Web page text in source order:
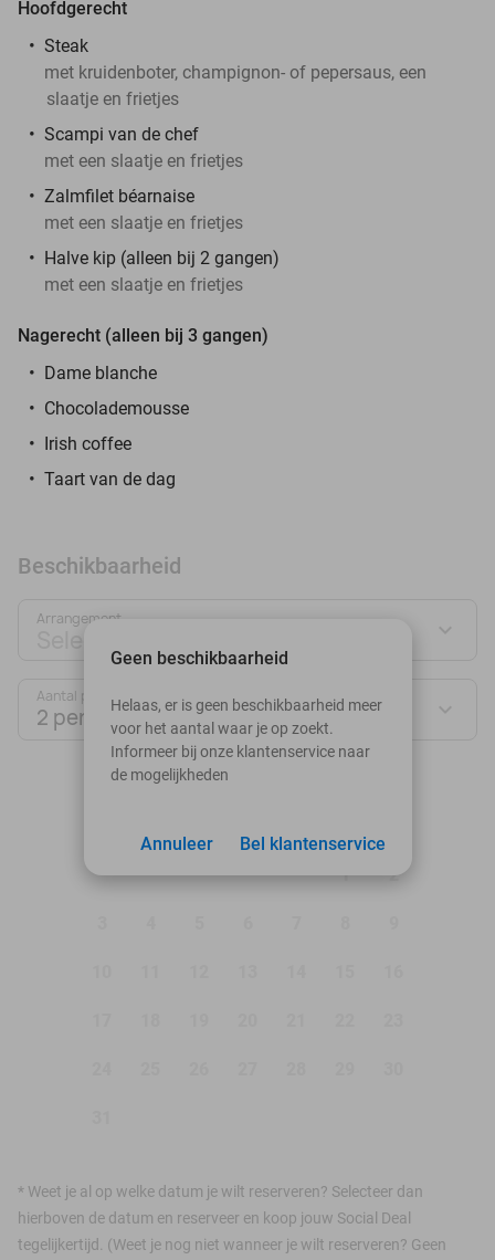
Hoofdgerecht
Steak
met kruidenboter, champignon- of pepersaus, een
slaatje en frietjes
Scampi van de chef
met een slaatje en frietjes
Zalmfilet béarnaise
met een slaatje en frietjes
Halve kip (alleen bij 2 gangen)
met een slaatje en frietjes
Nagerecht (alleen bij 3 gangen)
Dame blanche
Chocolademousse
Irish coffee
Taart van de dag
Beschikbaarheid
Arrangement
Selecteer jouw deal
Aantal personen:
2 personen
augustus 2026
1 2
* Weet je al op welke datum je wilt reserveren? Selecteer dan
hierboven de datum en reserveer en koop jouw Social Deal
tegelijkertijd. (Weet je nog niet wanneer je wilt reserveren? Geen
Geen beschikbaarheid
Helaas, er is geen beschikbaarheid meer
voor het aantal waar je op zoekt.
Informeer bij onze klantenservice naar
de mogelijkheden
Bel klantenservice
Annuleer